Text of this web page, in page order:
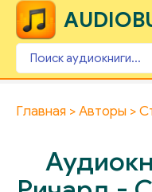
Главная Авторы